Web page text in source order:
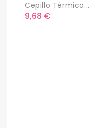
Cepillo Térmico...
Precio
9,68 €